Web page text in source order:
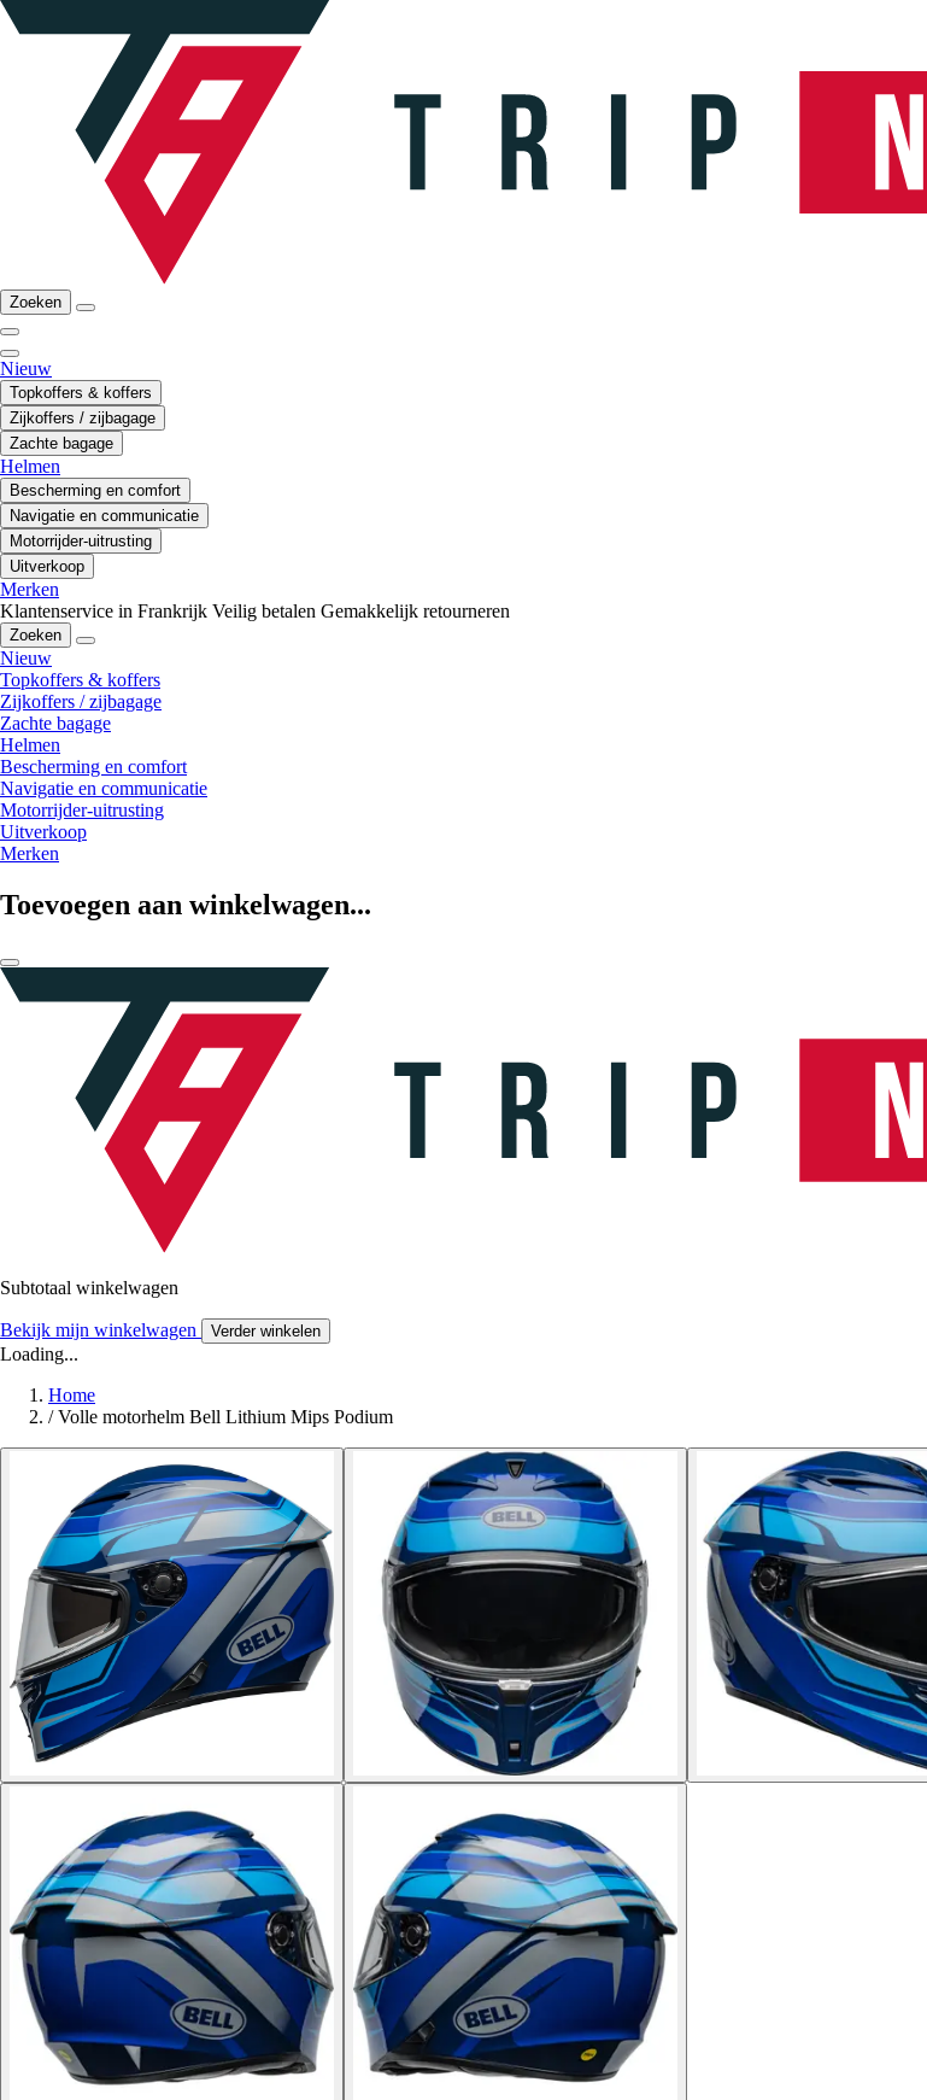
Zoeken
Nieuw
Topkoffers & koffers
Zijkoffers / zijbagage
Zachte bagage
Helmen
Bescherming en comfort
Navigatie en communicatie
Motorrijder-uitrusting
Uitverkoop
Merken
Klantenservice in Frankrijk Veilig betalen Gemakkelijk retourneren
Zoeken
Nieuw
Topkoffers & koffers
Zijkoffers / zijbagage
Zachte bagage
Helmen
Bescherming en comfort
Navigatie en communicatie
Motorrijder-uitrusting
Uitverkoop
Merken
Toevoegen aan winkelwagen...
Subtotaal winkelwagen
Bekijk mijn winkelwagen Verder winkelen
Loading...
Home
/ Volle motorhelm Bell Lithium Mips Podium